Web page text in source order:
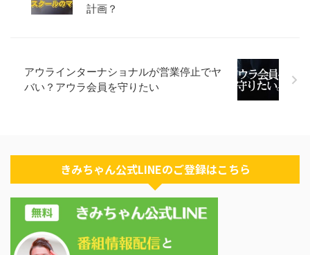
計画？
アウラインターナショナルが営業停止でヤ
バい？アウラ会員を守りたい
きみちゃん公式LINEのご登録はこちら